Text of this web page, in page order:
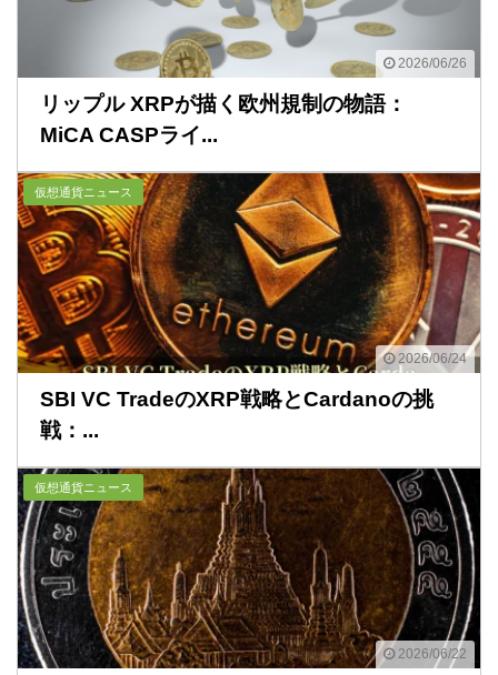
2026/06/26
リップル XRPが描く欧州規制の物語：
MiCA CASPライ...
2026/06/24
仮想通貨ニュース
SBI VC TradeのXRP戦略とCardanoの挑
戦：...
2026/06/22
仮想通貨ニュース